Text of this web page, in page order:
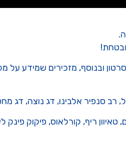
ובנוסף, מזכירים שמידע על
רב סנפיר אלבינו, דג נוצה,
ריף, קורלאוס, פיקוק